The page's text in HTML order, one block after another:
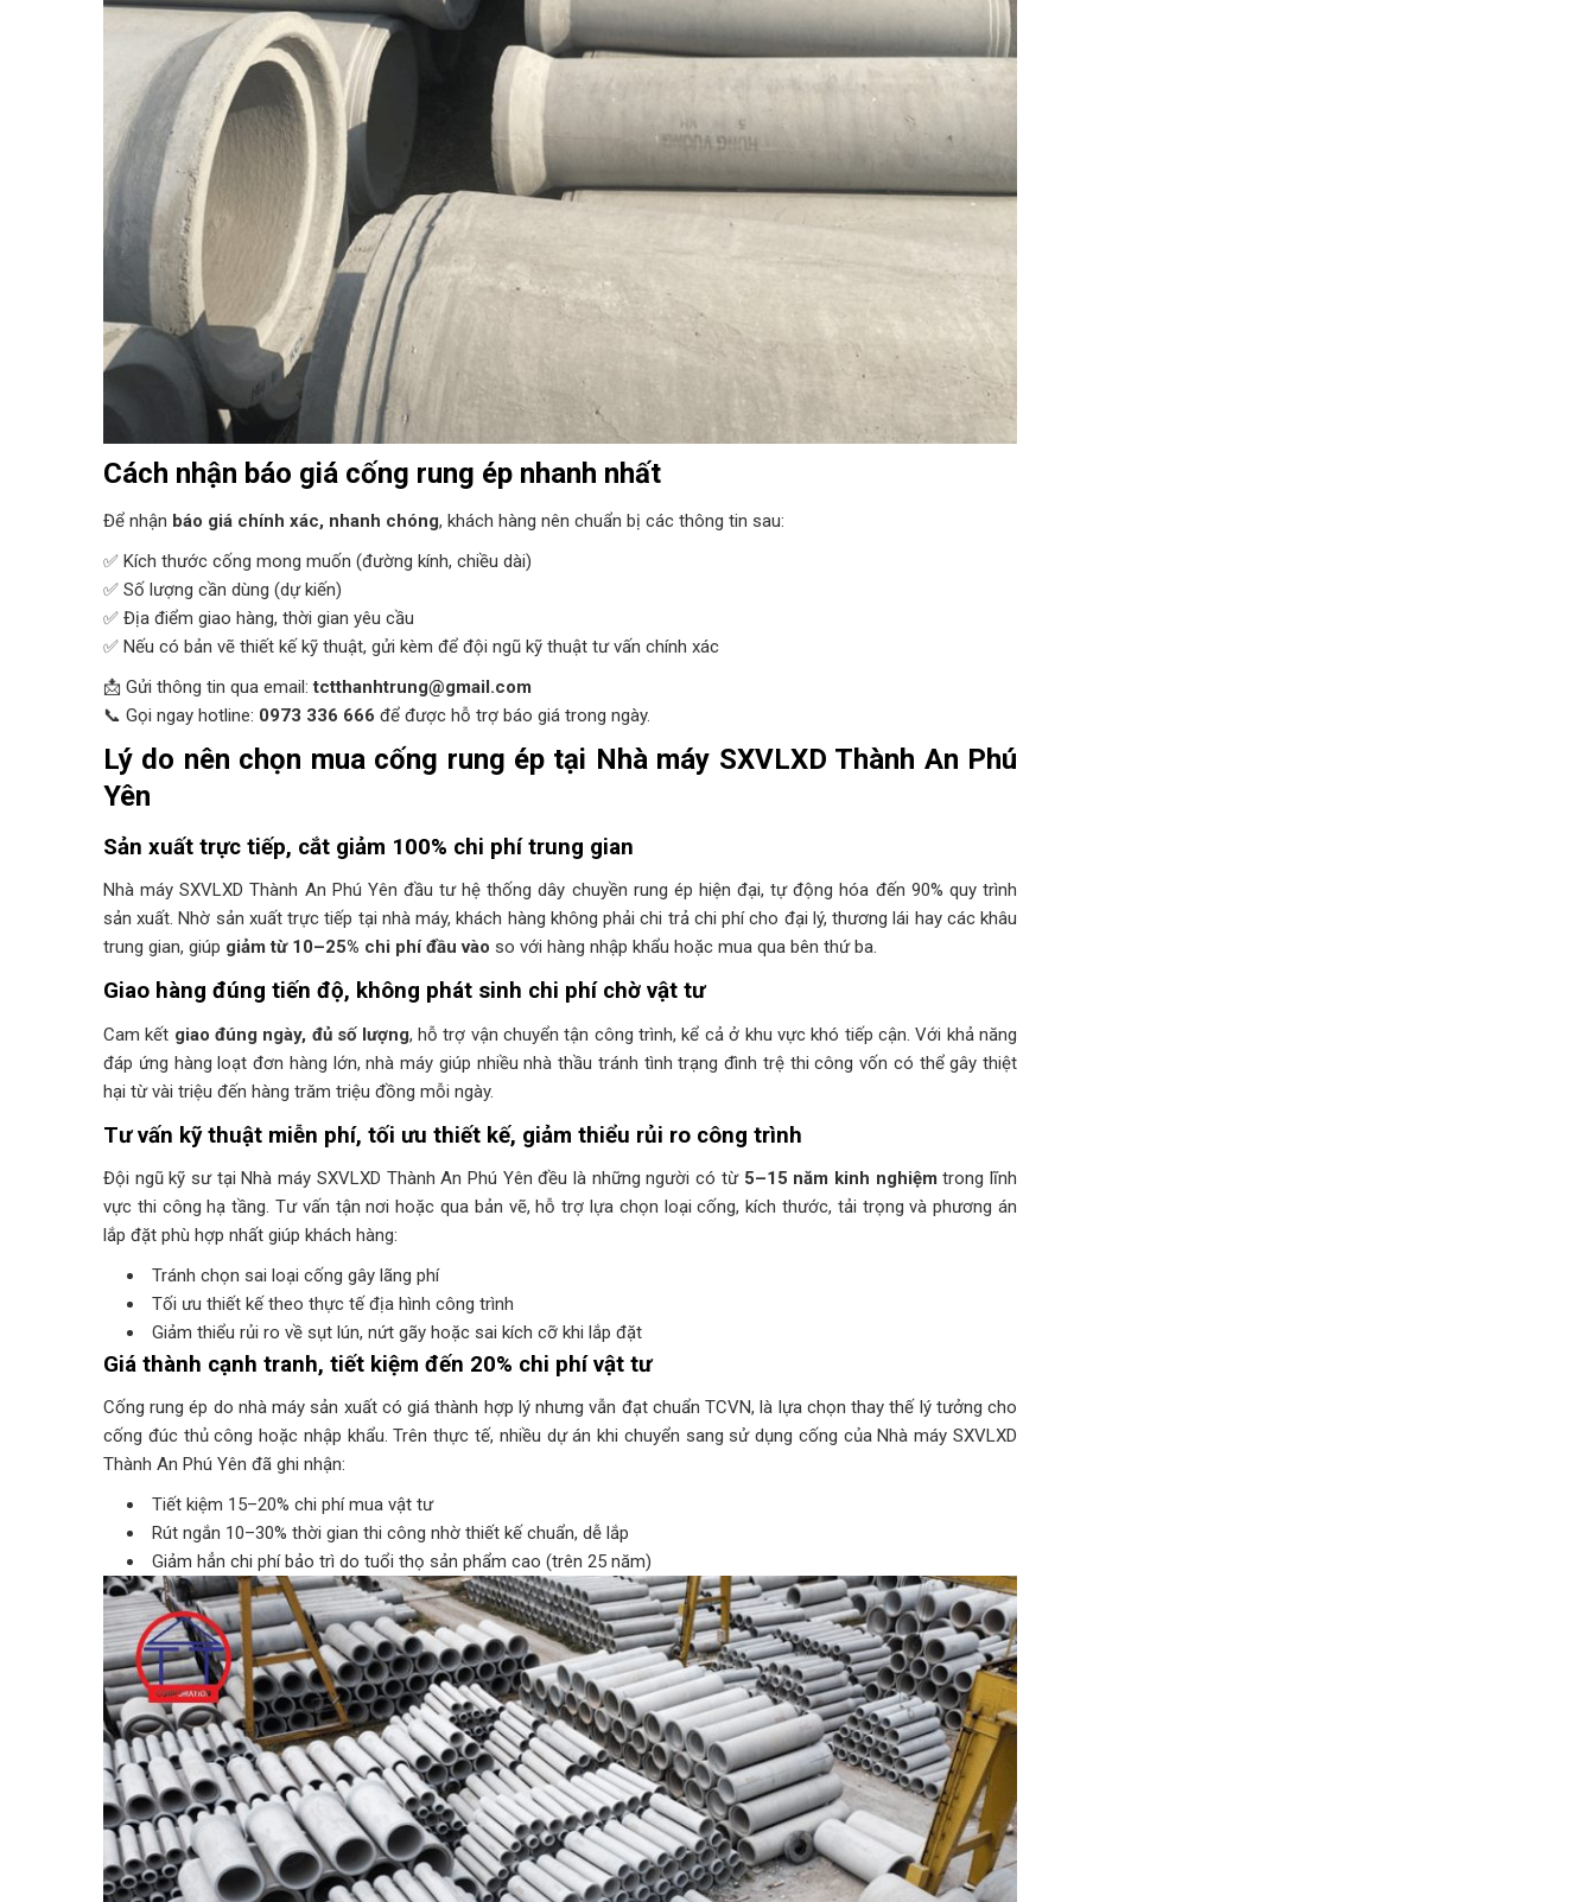
Cách nhận báo giá cống rung ép nhanh nhất
Để nhận báo giá chính xác, nhanh chóng, khách hàng nên chuẩn bị các thông tin sau:
✅ Kích thước cống mong muốn (đường kính, chiều dài)
✅ Số lượng cần dùng (dự kiến)
✅ Địa điểm giao hàng, thời gian yêu cầu
✅ Nếu có bản vẽ thiết kế kỹ thuật, gửi kèm để đội ngũ kỹ thuật tư vấn chính xác
📩 Gửi thông tin qua email:tctthanhtrung@gmail.com
📞 Gọi ngay hotline: 0973 336 666 để được hỗ trợ báo giá trong ngày.
Lý do nên chọn mua cống rung ép tại Nhà máy SXVLXD Thành An Phú
Yên
Sản xuất trực tiếp, cắt giảm 100% chi phí trung gian
Nhà máy SXVLXD Thành An Phú Yên đầu tư hệ thống dây chuyền rung ép hiện đại, tự động hóa đến 90% quy trình
sản xuất. Nhờ sản xuất trực tiếp tại nhà máy, khách hàng không phải chi trả chi phí cho đại lý, thương lái hay các khâu
trung gian, giúp giảm từ 10–25% chi phí đầu vào so với hàng nhập khẩu hoặc mua qua bên thứ ba.
Giao hàng đúng tiến độ, không phát sinh chi phí chờ vật tư
Cam kết giao đúng ngày, đủ số lượng, hỗ trợ vận chuyển tận công trình, kể cả ở khu vực khó tiếp cận. Với khả năng
đáp ứng hàng loạt đơn hàng lớn, nhà máy giúp nhiều nhà thầu tránh tình trạng đình trệ thi công vốn có thể gây thiệt
hại từ vài triệu đến hàng trăm triệu đồng mỗi ngày.
Tư vấn kỹ thuật miễn phí, tối ưu thiết kế, giảm thiểu rủi ro công trình
Đội ngũ kỹ sư tại Nhà máy SXVLXD Thành An Phú Yên đều là những người có từ 5–15 năm kinh nghiệm trong lĩnh
vực thi công hạ tầng. Tư vấn tận nơi hoặc qua bản vẽ, hỗ trợ lựa chọn loại cống, kích thước, tải trọng và phương án
lắp đặt phù hợp nhất giúp khách hàng:
Tránh chọn sai loại cống gây lãng phí
Tối ưu thiết kế theo thực tế địa hình công trình
Giảm thiểu rủi ro về sụt lún, nứt gãy hoặc sai kích cỡ khi lắp đặt
Giá thành cạnh tranh, tiết kiệm đến 20% chi phí vật tư
Cống rung ép do nhà máy sản xuất có giá thành hợp lý nhưng vẫn đạt chuẩn TCVN, là lựa chọn thay thế lý tưởng cho
cống đúc thủ công hoặc nhập khẩu. Trên thực tế, nhiều dự án khi chuyển sang sử dụng cống của Nhà máy SXVLXD
Thành An Phú Yên đã ghi nhận:
Tiết kiệm 15–20% chi phí mua vật tư
Rút ngắn 10–30% thời gian thi công nhờ thiết kế chuẩn, dễ lắp
Giảm hẳn chi phí bảo trì do tuổi thọ sản phẩm cao (trên 25 năm)